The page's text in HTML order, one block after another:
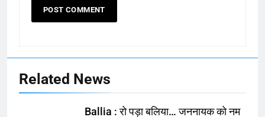
Related News
Ballia : रो पड़ा बलिया… जननायक को नम